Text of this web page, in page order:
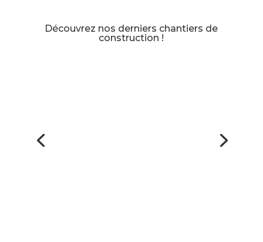
Découvrez nos derniers chantiers de
construction !